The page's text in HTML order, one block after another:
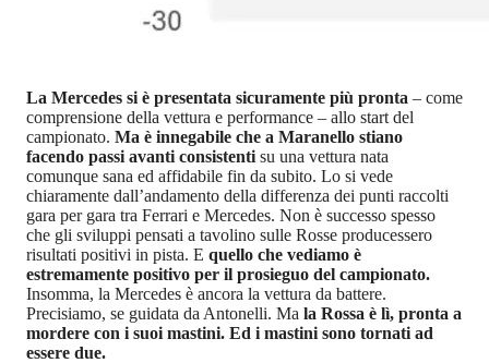
La Mercedes si è presentata sicuramente più pronta – come
comprensione della vettura e performance – allo start del
campionato. Ma è innegabile che a Maranello stiano
facendo passi avanti consistenti su una vettura nata
comunque sana ed affidabile fin da subito. Lo si vede
chiaramente dall’andamento della differenza dei punti raccolti
gara per gara tra Ferrari e Mercedes. Non è successo spesso
che gli sviluppi pensati a tavolino sulle Rosse producessero
risultati positivi in pista. E quello che vediamo è
estremamente positivo per il prosieguo del campionato.
Insomma, la Mercedes è ancora la vettura da battere.
Precisiamo, se guidata da Antonelli. Ma la Rossa è lì, pronta a
mordere con i suoi mastini. Ed i mastini sono tornati ad
essere due.